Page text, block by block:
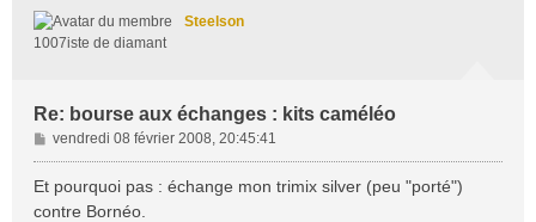
Steelson
1007iste de diamant
Re: bourse aux échanges : kits caméléo
M
e
s
vendredi 08 février 2008, 20:45:41
Et pourquoi pas : échange mon trimix silver (peu "porté")
contre Bornéo.